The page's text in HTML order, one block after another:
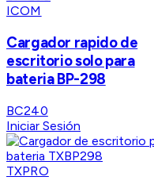
ICOM
Cargador rapido de
escritorio solo para
bateria BP-298
BC240
Iniciar Sesión
TXPRO